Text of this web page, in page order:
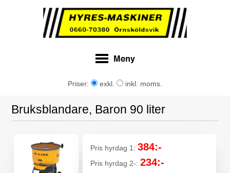
Priser: exkl. inkl. moms.
Bruksblandare, Baron 90 liter
Pris hyrdag 1:384:-
Pris hyrdag 2-:234:-